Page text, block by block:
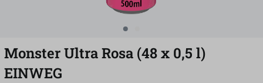
Monster Ultra Rosa (48x 0,5 l)
EINWEG